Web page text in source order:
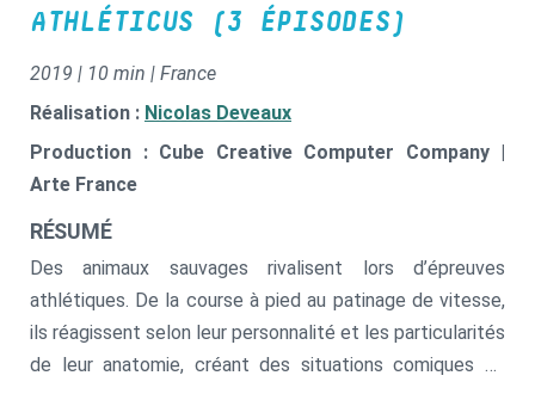
ATHLÉTICUS (3 ÉPISODES)
2019 | 10 min | France
Réalisation : Nicolas Deveaux
Production : Cube Creative Computer Company |
Arte France
RÉSUMÉ
Des animaux sauvages rivalisent lors d’épreuves
athlétiques. De la course à pied au patinage de vitesse,
ils réagissent selon leur personnalité et les particularités
de leur anatomie, créant des situations comiques ou